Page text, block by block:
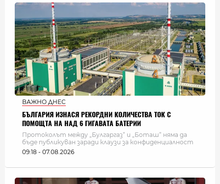
ВАЖНО ДНЕС
БЪЛГАРИЯ ИЗНАСЯ РЕКОРДНИ КОЛИЧЕСТВА ТОК С
ПОМОЩТА НА НАД 6 ГИГАВАТА БАТЕРИИ
Протоколът между „Булгаргаз“ и „Боташ“ няма да
бъде публикуван заради клаузи за конфиденциалност
09:18 - 07.08.2026